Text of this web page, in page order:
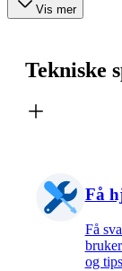
Vis mer
Tekniske
Få
Få
og tips